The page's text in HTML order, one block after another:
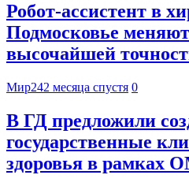
Робот-ассистент в
Подмосковье
высочайшей
Мир242 месяца спустя 0
В ГД предложили
государственные
здоровья в рамках